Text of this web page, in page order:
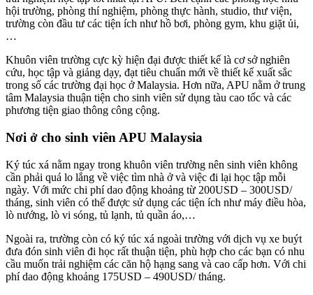
hội trường, phòng thí nghiệm, phòng thực hành, studio, thư viện,
trường còn đầu tư các tiện ích như hồ bơi, phòng gym, khu giặt ủi,
…
Khuôn viên trường cực kỳ hiện đại được thiết kế là cơ sở nghiên
cứu, học tập và giảng dạy, đạt tiêu chuẩn mới về thiết kế xuất sắc
trong số các trường đại học ở Malaysia. Hơn nữa, APU nằm ở trung
tâm Malaysia thuận tiện cho sinh viên sử dụng tàu cao tốc và các
phương tiện giao thông công cộng.
Nơi ở cho sinh viên APU Malaysia
Ký túc xá nằm ngay trong khuôn viên trường nên sinh viên không
cần phải quá lo lắng về việc tìm nhà ở và việc đi lại học tập mỗi
ngày. Với mức chi phí dao động khoảng từ 200USD – 300USD/
tháng, sinh viên có thể được sử dụng các tiện ích như máy điều hòa,
lò nướng, lò vi sóng, tủ lạnh, tủ quần áo,…
Ngoài ra, trường còn có ký túc xá ngoài trường với dịch vụ xe buýt
đưa đón sinh viên đi học rất thuận tiện, phù hợp cho các bạn có nhu
cầu muốn trải nghiệm các căn hộ hạng sang và cao cấp hơn. Với chi
phí dao động khoảng 175USD – 490USD/ tháng.